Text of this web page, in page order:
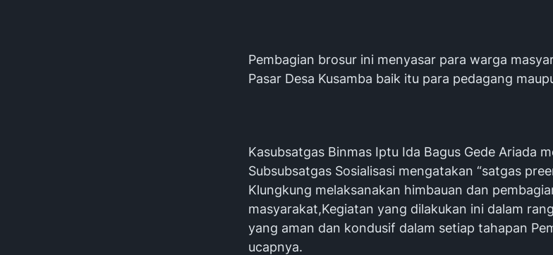
Pembagian brosur ini menyasar para warga
Pasar Desa Kusamba baik itu para pedagang
Kasubsatgas Binmas Iptu Ida Bagus Gede Ariada
Subsubsatgas Sosialisasi mengatakan “satgas
Klungkung melaksanakan himbauan dan
masyarakat,Kegiatan yang dilakukan ini dalam
yang aman dan kondusif dalam setiap tahapan
ucapnya.